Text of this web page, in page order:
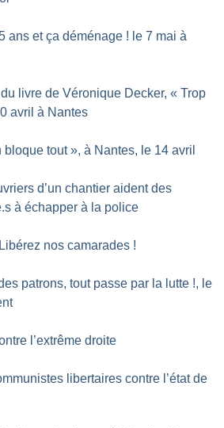
ans et ça déménage ! le 7 mai à
livre de Véronique Decker, « Trop
avril à Nantes
bloque tout », à Nantes, le 14 avril
d’un chantier aident des
à échapper à la police
nos camarades !
patrons, tout passe par la lutte !, le
l’extrême droite
libertaires contre l’état de